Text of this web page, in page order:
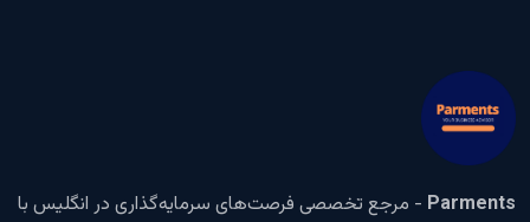
Parments - مرجع تخصصی فرصت‌های سرمایه‌گذاری در انگلیس با